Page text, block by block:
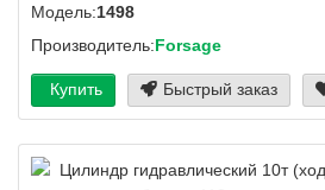
Модель:1498
Производитель:Forsage
Купить Быстрый заказ